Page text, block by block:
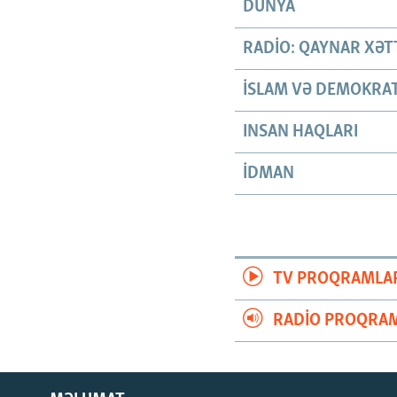
DÜNYA
RADIO: QAYNAR
İSLAM VƏ
INSAN HAQLARI
İDMAN
TV
RADIO